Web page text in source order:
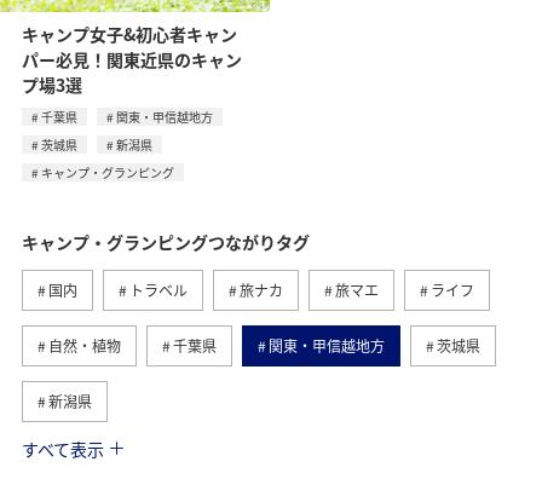
キャンプ女子&初心者キャン
パー必見！関東近県のキャン
プ場3選
千葉県
関東・甲信越地方
茨城県
新潟県
キャンプ・グランピング
キャンプ・グランピングつながりタグ
国内 トラベル 旅ナカ 旅マエ ライフ
自然・植物 千葉県 関東・甲信越地方 茨城県
新潟県
秋のアクティビティ
すべて表示